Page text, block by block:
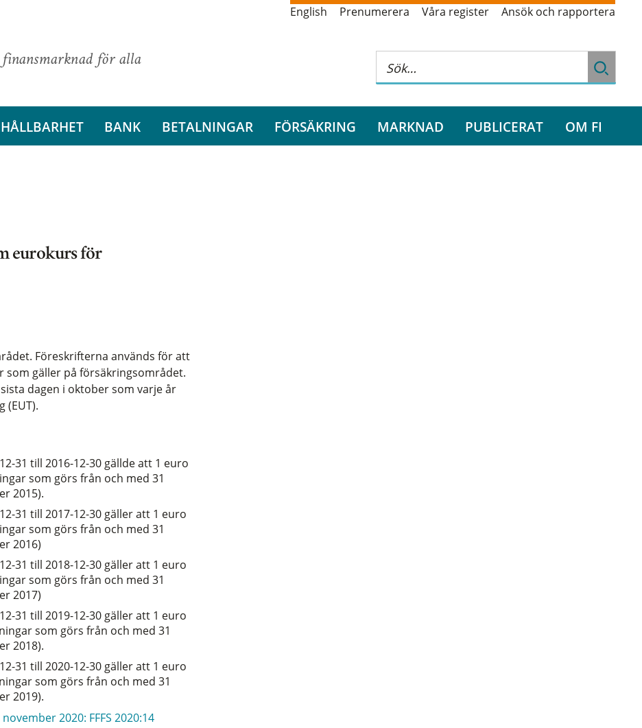
finansmarknad för alla
English Prenumerera Våra register Ansök och rapportera
HÅLLBARHET BANK BETALNINGAR FÖRSÄKRING MARKNAD PUBLICERAT OM FI
eurokurs för
Föreskrifterna används för att
gäller på försäkringsområdet.
dagen i oktober som varje år
(EUT).
31 till 2016-12-30 gällde att 1 euro
som görs från och med 31
2015).
31 till 2017-12-30 gäller att 1 euro
som görs från och med 31
2016)
31 till 2018-12-30 gäller att 1 euro
som görs från och med 31
2017)
31 till 2019-12-30 gäller att 1 euro
som görs från och med 31
2018).
31 till 2020-12-30 gäller att 1 euro
som görs från och med 31
2019).
2020: FFFS 2020:14